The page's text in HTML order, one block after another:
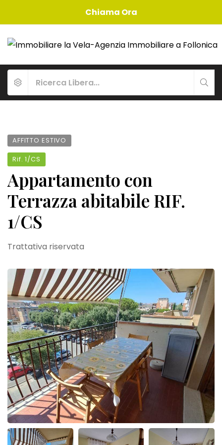
Chiama Ora
AFFITTO ESTIVO
Rif.1/CS
Appartamento con
Terrazza abitabile RIF.
1/CS
Trattativa riservata